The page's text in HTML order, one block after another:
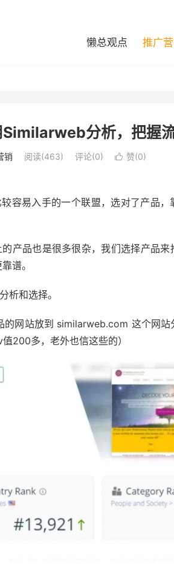
懒总观点 推广
分析，把握
销 阅读(463) 评论(0)  赞(0)
容易入手的一个联盟，选对了产品，
产品也是很多很杂，我们选择产品来
谱。
析和选择。
网站放到 similarweb.com 这个网站
200多，老外也信这些的）